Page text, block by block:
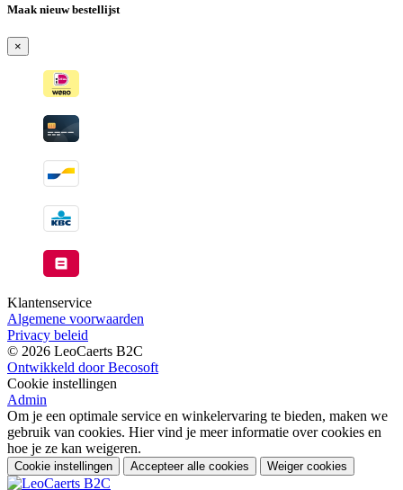
Maak nieuw bestellijst
×
Klantenservice
Algemene voorwaarden
Privacy beleid
© 2026 LeoCaerts B2C
Ontwikkeld door Becosoft
Cookie instellingen
Admin
Om je een optimale service en winkelervaring te bieden, maken we
gebruik van cookies. Hier vind je meer informatie over cookies en
hoe je ze kan weigeren.
Cookie instellingen Accepteer alle cookies Weiger cookies